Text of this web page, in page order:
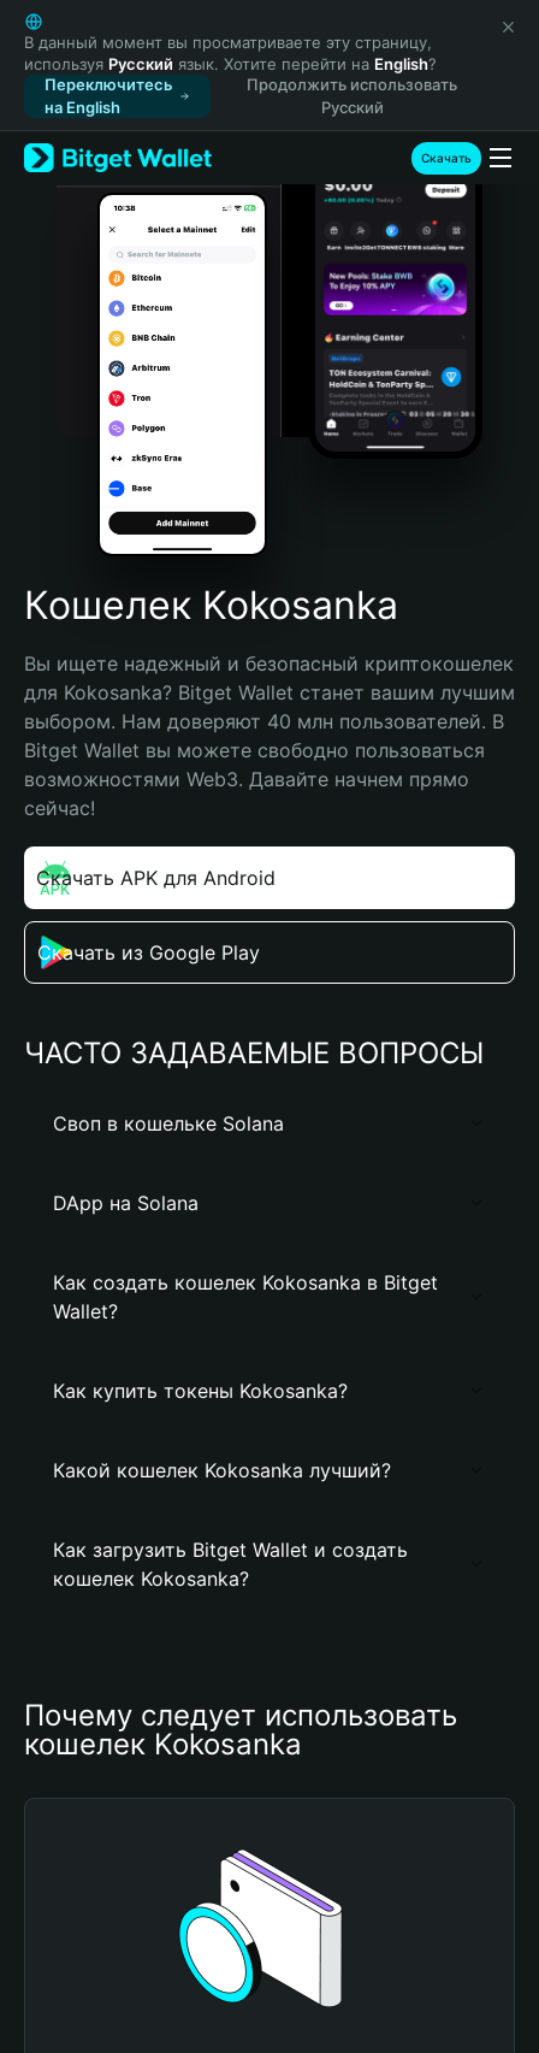
English
日本語
Tiếng Việt
Русский
Español (Latinoamérica)
Türkçe
Italiano
Português (Portugal)
Bahasa Indonesia
Português (Brasil)
Español (Argentina)
В данный момент вы просматриваете эту страницу,
используя Русский язык. Хотите перейти на English?
Переключитесь
на English
Продолжить использовать
Русский
Скачать
Кошелек Kokosanka
Вы ищете надежный и безопасный криптокошелек
для Kokosanka? Bitget Wallet станет вашим лучшим
выбором. Нам доверяют 40 млн пользователей. В
Bitget Wallet вы можете свободно пользоваться
возможностями Web3. Давайте начнем прямо
сейчас!
Скачать APK для Android
Скачать из Google Play
ЧАСТО ЗАДАВАЕМЫЕ ВОПРОСЫ
Своп в кошельке Solana
DApp на Solana
Как создать кошелек Kokosanka в Bitget
Wallet?
Как купить токены Kokosanka?
Какой кошелек Kokosanka лучший?
Как загрузить Bitget Wallet и создать
кошелек Kokosanka?
Почему следует использовать
кошелек Kokosanka